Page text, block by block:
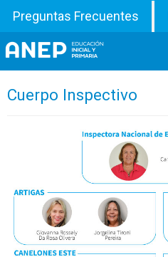
Preguntas Frecuentes
Divisiones
Departamentos
Programas
ATD
Cuerpo Inspectivo